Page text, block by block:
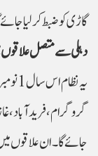
گاڑی کو ضبط کر لیا
دہلی سے متصل علاقوں
یہ
گروگرام، فریدآباد،